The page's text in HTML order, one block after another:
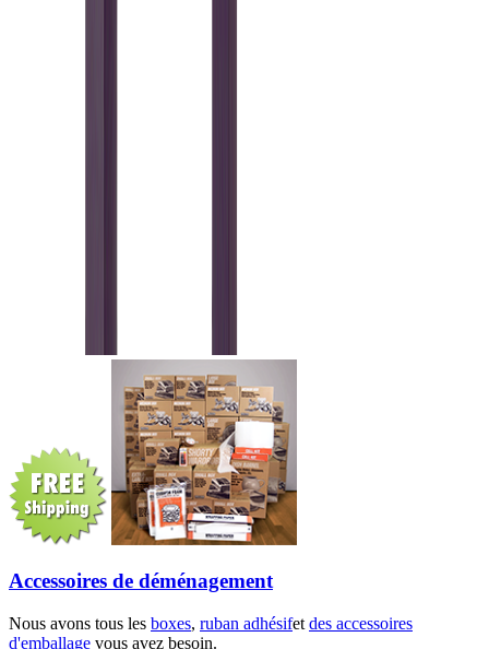
Accessoires de déménagement
Nous avons tous les boxes, ruban adhésifet des accessoires
d'emballage vous avez besoin.